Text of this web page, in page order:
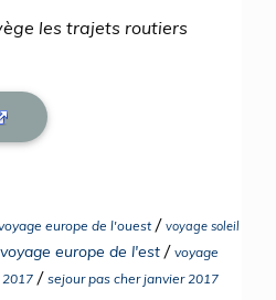
les trajets routiers
europe de l'ouest/ voyage soleil
europe de l'est / voyage
/ sejour pas cher janvier 2017